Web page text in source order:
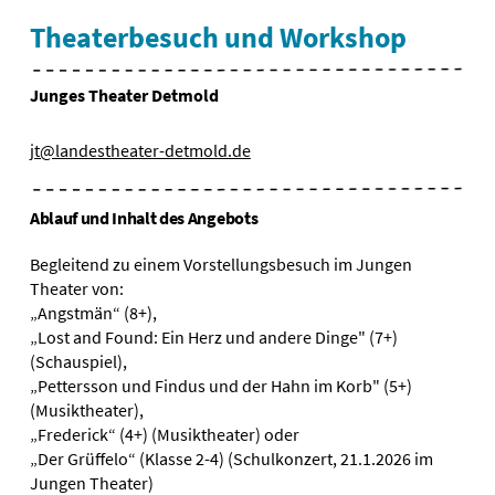
Theaterbesuch und Workshop
Junges Theater Detmold
jt@landestheater-detmold.de
Ablauf und Inhalt des Angebots
Begleitend zu einem Vorstellungsbesuch im Jungen
Theater von:
„Angstmän“ (8+),
„Lost and Found: Ein Herz und andere Dinge" (7+)
(Schauspiel),
„Pettersson und Findus und der Hahn im Korb" (5+)
(Musiktheater),
„Frederick“ (4+) (Musiktheater) oder
„Der Grüffelo“ (Klasse 2-4) (Schulkonzert, 21.1.2026 im
Jungen Theater)